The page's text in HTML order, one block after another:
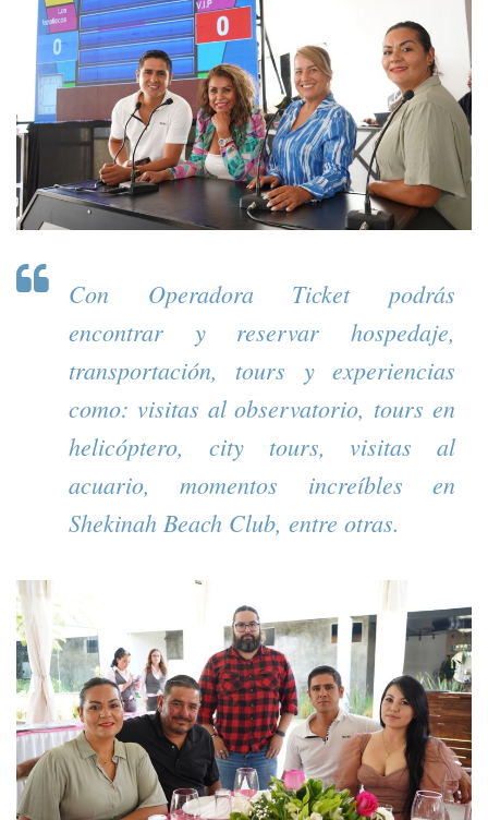
Con Operadora Ticket podrás
encontrar y reservar hospedaje,
transportación, tours y experiencias
como: visitas al observatorio, tours en
helicóptero, city tours, visitas al
acuario, momentos increíbles en
Shekinah Beach Club, entre otras.